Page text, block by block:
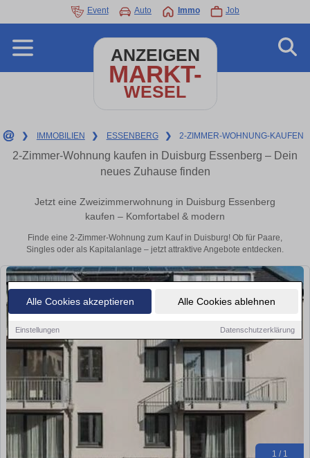
Alle Cookies akzeptieren Alle Cookies ablehnen
Einstellungen Datenschutzerklärung
Event Auto Immo Job
ANZEIGEN
MARKT-
WESEL
❯ IMMOBILIEN ❯ ESSENBERG ❯ 2-ZIMMER-WOHNUNG-KAUFEN
2-Zimmer-Wohnung kaufen in Duisburg Essenberg – Dein
neues Zuhause finden
Jetzt eine Zweizimmerwohnung in Duisburg Essenberg
kaufen – Komfortabel & modern
Finde eine 2-Zimmer-Wohnung zum Kauf in Duisburg! Ob für Paare,
Singles oder als Kapitalanlage – jetzt attraktive Angebote entdecken.
1 / 1